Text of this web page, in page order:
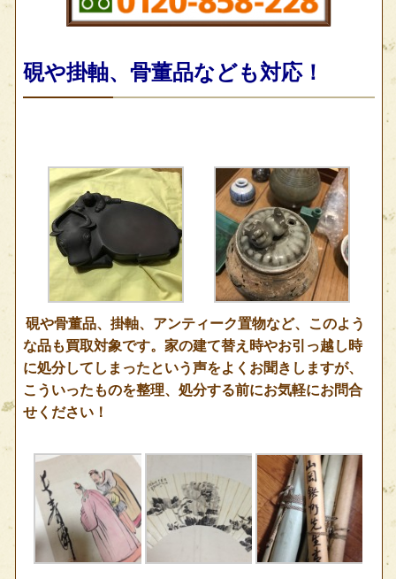
硯や掛軸、骨董品なども対応！
硯や骨董品、掛軸、アンティーク置物など、このよう
な品も買取対象です。家の建て替え時やお引っ越し時
に処分してしまったという声をよくお聞きしますが、
こういったものを整理、処分する前にお気軽にお問合
せください！